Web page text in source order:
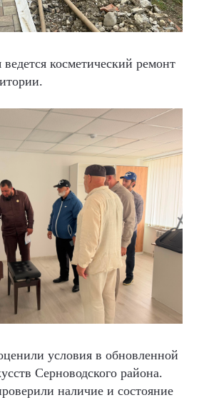
косметический ремонт
условия в обновленной
Серноводского района.
наличие и состояние